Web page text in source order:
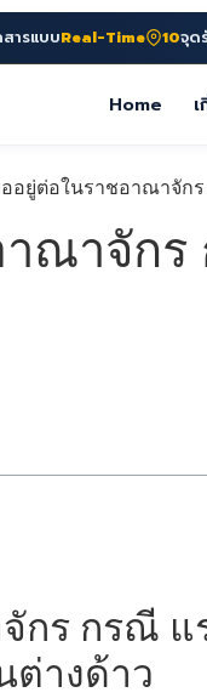
ารแบบReal-Time 10จุด
Home
ณาจักร
กร กรณี
ต่างด้าว